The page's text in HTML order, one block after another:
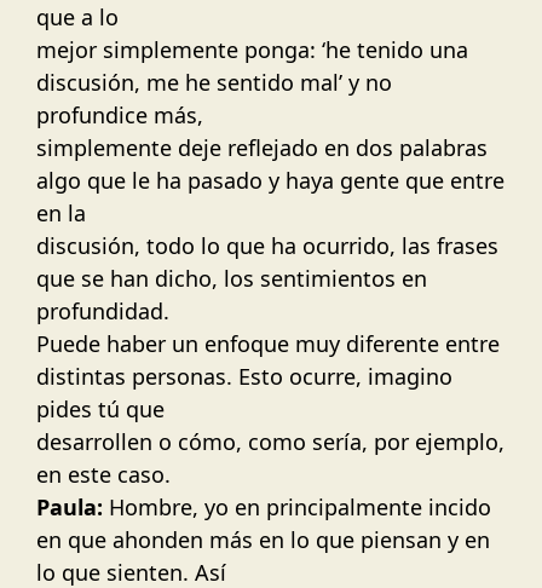
que a lo
mejor simplemente ponga: ‘he tenido una
discusión, me he sentido mal’ y no
profundice más,
simplemente deje reflejado en dos palabras
algo que le ha pasado y haya gente que entre
en la
discusión, todo lo que ha ocurrido, las frases
que se han dicho, los sentimientos en
profundidad.
Puede haber un enfoque muy diferente entre
distintas personas. Esto ocurre, imagino
pides tú que
desarrollen o cómo, como sería, por ejemplo,
en este caso.
Paula: Hombre, yo en principalmente incido
en que ahonden más en lo que piensan y en
lo que sienten. Así